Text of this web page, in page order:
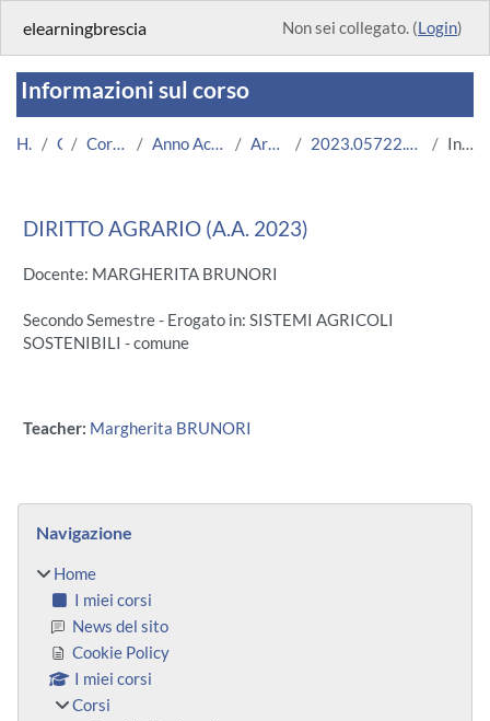
elearningbrescia Non sei collegato. (Login)
Informazioni sul corso
Home Corsi Corsi Istituzionali Anno Accademico 2023/2024 Area Ingegneria 2023.05722.2019.99.A004578.N0_15510 Introduzione
DIRITTO AGRARIO (A.A. 2023)
Docente: MARGHERITA BRUNORI
Secondo Semestre - Erogato in: SISTEMI AGRICOLI
SOSTENIBILI - comune
Teacher: Margherita BRUNORI
Blocchi
Navigazione
Home
I miei corsi
News del sito
Cookie Policy
I miei corsi
Corsi